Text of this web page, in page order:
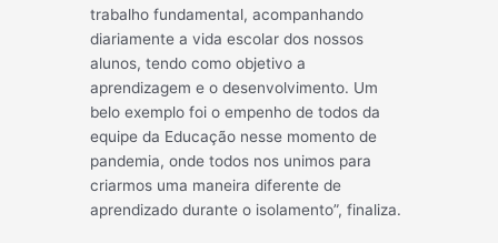
trabalho fundamental, acompanhando
diariamente a vida escolar dos nossos
alunos, tendo como objetivo a
aprendizagem e o desenvolvimento. Um
belo exemplo foi o empenho de todos da
equipe da Educação nesse momento de
pandemia, onde todos nos unimos para
criarmos uma maneira diferente de
aprendizado durante o isolamento”, finaliza.